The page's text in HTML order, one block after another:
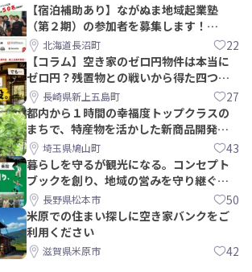
【宿泊補助あり】ながぬま地域起業塾
（第２期）の参加者を募集します！
【8/21〆】
北海道長沼町 22
【コラム】空き家のゼロ円物件は本当に
ゼロ円？残置物との戦いから得た四つの
教訓｜新上五島町
長崎県新上五島町 27
都内から１時間の幸福度トップクラスの
まちで、特産物を活かした新商品開発＆
PRメンバー募集！
埼玉県鳩山町 43
暮らしを守るが観光になる。コンセプト
ブックを創り、地域の営みを守り継ぐ仲
間を集めませんか？
長野県松本市 50
米原での住まい探しに空き家バンクをご
利用ください
滋賀県米原市 42